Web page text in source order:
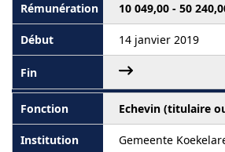
10 049,00 - 50
14 janvier 2019
Echevin (titulaire
Gemeente